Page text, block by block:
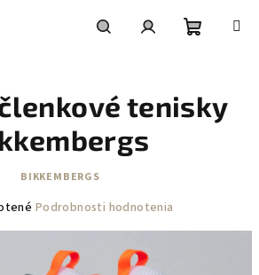
košík
tenisky
BIKKEMBERGS
Podrobnosti hodnotenia